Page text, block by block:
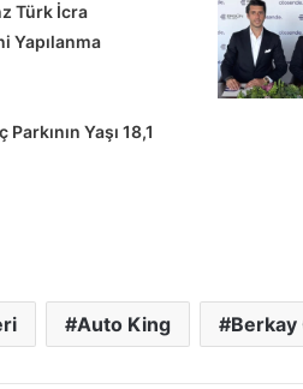
Türk İcra
Yapılanma
Yaşı 18,1
Auto King Berkay